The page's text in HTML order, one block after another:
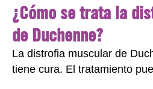
¿Cómo se trata la
de Duchenne?
La distrofia muscular de
tiene cura. El tratamiento